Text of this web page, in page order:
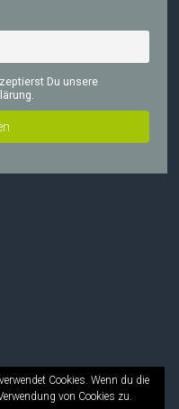
Du unsere
Cookies. Wenn du die
von Cookies zu.